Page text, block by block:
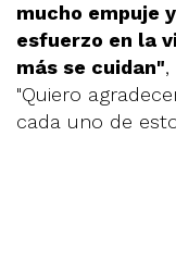
mucho empuje
esfuerzo en la
más se cuidan",
"Quiero
cada uno de